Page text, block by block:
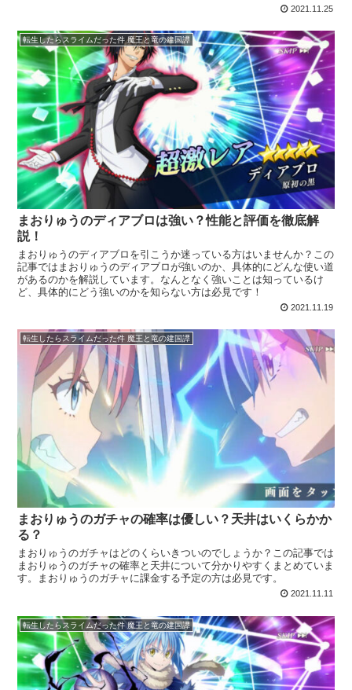
2021.11.25
転生したらスライムだった件 魔王と竜の建国譚
まおりゅうのディアブロは強い？性能と評価を徹底解
説！
まおりゅうのディアブロを引こうか迷っている方はいませんか？この
記事ではまおりゅうのディアブロが強いのか、具体的にどんな使い道
があるのかを解説しています。なんとなく強いことは知っているけ
ど、具体的にどう強いのかを知らない方は必見です！
2021.11.19
転生したらスライムだった件 魔王と竜の建国譚
まおりゅうのガチャの確率は優しい？天井はいくらかか
る？
まおりゅうのガチャはどのくらいきついのでしょうか？この記事では
まおりゅうのガチャの確率と天井について分かりやすくまとめていま
す。まおりゅうのガチャに課金する予定の方は必見です。
2021.11.11
転生したらスライムだった件 魔王と竜の建国譚